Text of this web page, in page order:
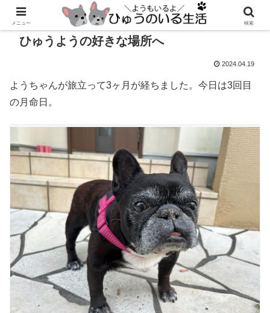
ひゅうようの好きな場所へ
2024.04.19
ようちゃんが旅立って3ヶ月が経ちました。今日は3回目
の月命日。
メニュー 検索